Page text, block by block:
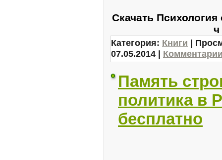
Скачать
ч
Категория: Книги |
07.05.2014 |
Память
политика в
бесплатно